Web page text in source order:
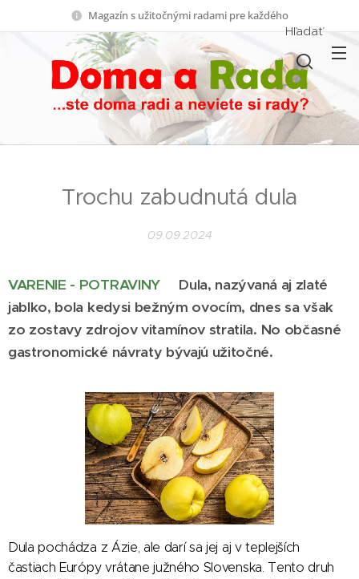
Magazín s užitočnými radami pre každého
Hľadať
Trochu zabudnutá dula
09.09.2024
VARENIE - POTRAVINY
Dula, nazývaná aj zlaté
jablko, bola kedysi bežným ovocím, dnes sa však
zo zostavy zdrojov vitamínov stratila. No občasné
gastronomické návraty bývajú užitočné.
Dula pochádza z Ázie, ale darí sa jej aj v teplejších
častiach Európy vrátane južného Slovenska. Tento druh